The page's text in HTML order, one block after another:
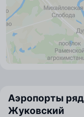
Аэропорты
Жуковский